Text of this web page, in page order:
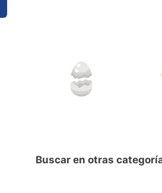
Buscar en otras